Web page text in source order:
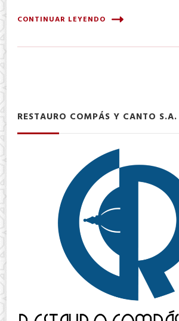
CONTINUAR LEYENDO
RESTAURO COMPÁS Y CANTO